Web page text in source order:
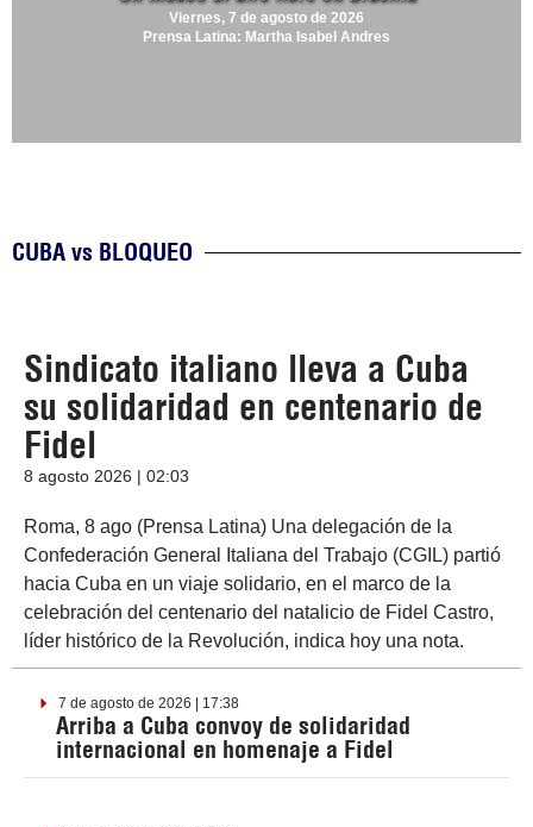
Viernes, 7 de agosto de 2026
Prensa Latina: Martha Isabel Andres
CUBA vs BLOQUEO
Sindicato italiano lleva a Cuba
su solidaridad en centenario de
Fidel
8 agosto 2026 | 02:03
Roma, 8 ago (Prensa Latina) Una delegación de la
Confederación General Italiana del Trabajo (CGIL) partió
hacia Cuba en un viaje solidario, en el marco de la
celebración del centenario del natalicio de Fidel Castro,
líder histórico de la Revolución, indica hoy una nota.
7 de agosto de 2026 | 17:38
Arriba a Cuba convoy de solidaridad
internacional en homenaje a Fidel